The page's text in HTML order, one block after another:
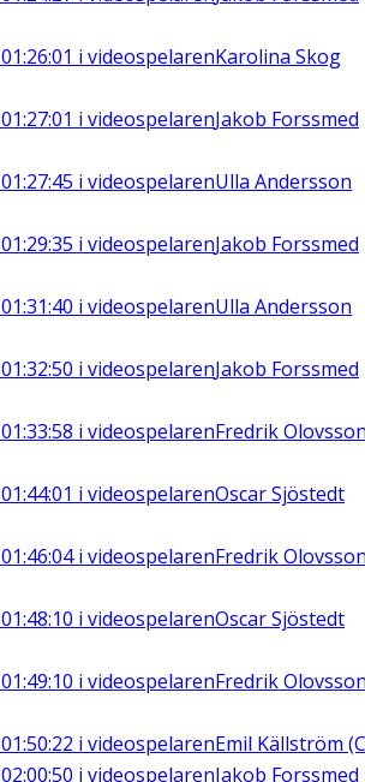
01:26:01 i videospelarenKarolina Skog
01:27:01 i videospelarenJakob Forssmed
01:27:45 i videospelarenUlla Andersson
01:29:35 i videospelarenJakob Forssmed
01:31:40 i videospelarenUlla Andersson
01:32:50 i videospelarenJakob Forssmed
01:33:58 i videospelarenFredrik
01:44:01 i videospelarenOscar Sjöstedt
01:46:04i videospelarenFredrik
01:48:10 i videospelarenOscar Sjöstedt
01:49:10 i videospelarenFredrik
01:50:22 i videospelarenEmil Källström
02:00:50 i videospelarenJakob Forssmed